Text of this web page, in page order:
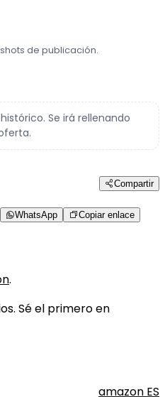
de publicación.
Se irá rellenando
Compartir
WhatsApp Copiar enlace
.
Sé el primero en
amazon ES